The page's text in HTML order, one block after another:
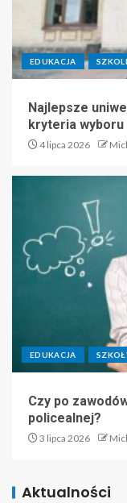
EDUKACJA
Najlepsze
kryteria wyboru
4 lipca 2026
EDUKACJA
Czy po
policealnej?
3 lipca 2026
Aktualności